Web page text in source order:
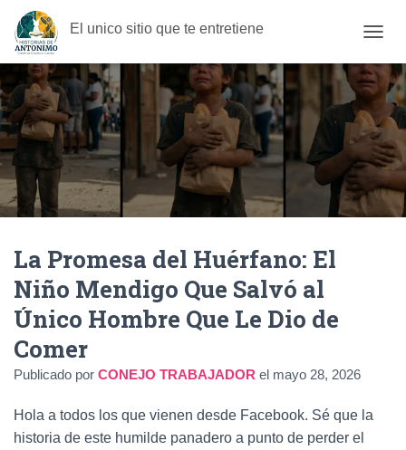
El unico sitio que te entretiene
A
M
B
A
R
M
O
O
N
La Promesa del Huérfano: El
Niño Mendigo Que Salvó al
Único Hombre Que Le Dio de
Comer
Publicado por CONEJO TRABAJADOR el mayo 28, 2026
Hola a todos los que vienen desde Facebook. Sé que la
historia de este humilde panadero a punto de perder el